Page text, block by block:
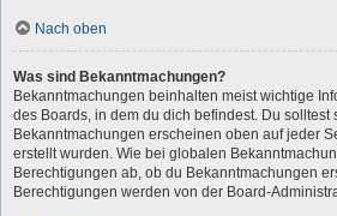
Nach oben
Was sind Bekanntmachungen?
Bekanntmachungen beinhalten meist wichtige
des Boards, in dem du dich befindest. Du solltest
Bekanntmachungen erscheinen oben auf jeder
erstellt wurden. Wie bei globalen
Berechtigungen ab, ob du Bekanntmachungen
Berechtigungen werden von der Board-